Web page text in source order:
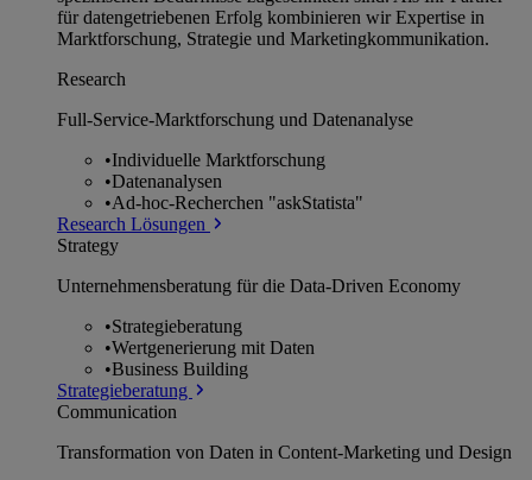
für datengetriebenen Erfolg kombinieren wir Expertise in
Marktforschung, Strategie und Marketingkommunikation.
Research
Full-Service-Marktforschung und Datenanalyse
•Individuelle Marktforschung
•Datenanalysen
•Ad-hoc-Recherchen "askStatista"
Research Lösungen
Strategy
Unternehmens­beratung für die Data-Driven Economy
•Strategieberatung
•Wertgenerierung mit Daten
•Business Building
Strategieberatung
Communication
Transformation von Daten in Content-Marketing und Design